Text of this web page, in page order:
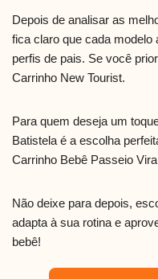
Depois de analisar as
fica claro que cada modelo
perfis de pais. Se você
Carrinho New Tourist.
Para quem deseja um
Batistela é a escolha
Carrinho Bebê Passeio
Não deixe para depois,
adapta à sua rotina e
bebê!